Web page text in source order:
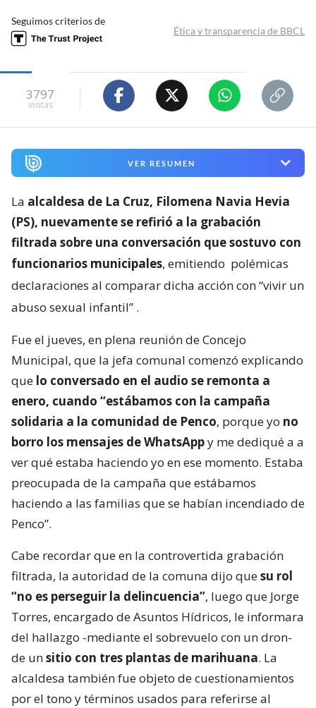
Seguimos criterios de
Ética y transparencia de BBCL
3797
visitas
VER RESUMEN
La alcaldesa de La Cruz, Filomena Navia Hevia
(PS), nuevamente se refirió a la grabación
filtrada sobre una conversación que sostuvo con
funcionarios municipales, emitiendo polémicas
declaraciones al comparar dicha acción con “vivir un
abuso sexual infantil” .
Fue el jueves, en plena reunión de Concejo
Municipal, que la jefa comunal comenzó explicando
que lo conversado en el audio se remonta a
enero, cuando “estábamos con la campaña
solidaria a la comunidad de Penco, porque yo no
borro los mensajes de WhatsAppy me dediqué a a
ver qué estaba haciendo yo en ese momento. Estaba
preocupada de la campaña que estábamos
haciendo a las familias que se habían incendiado de
Penco”.
Cabe recordar que en la controvertida grabación
filtrada, la autoridad de la comuna dijo quesu rol
“no es perseguir la delincuencia”, luego que Jorge
Torres, encargado de Asuntos Hídricos, le informara
del hallazgo -mediante el sobrevuelo con un dron-
de unsitio con tres plantas de marihuana. La
alcaldesa también fue objeto de cuestionamientos
por el tono y términos usados para referirse al